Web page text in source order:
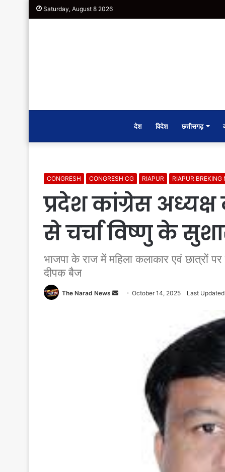
Saturday, August 8 2026
देश विदेश छत्तीसगढ़
CONGRESH CONGRESH CG RIAPUR RIAPUR BREKING
प्रदेश कांग्रेस
से चर्चा विष्णु के
भाजपा के राज में महिला कलाकार एवं छात्रों
दीपक बैज
The Narad News
SendOctober 14, 2025 Last